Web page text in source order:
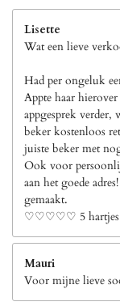
Lisette
Wat een lieve
Had per ongeluk
Appte haar
appgesprek verder,
beker kostenloos
juiste beker met
Ook voor
aan het goede
gemaakt.
♡♡♡♡♡ 5 hartjes
Mauri
Voor mijne lieve